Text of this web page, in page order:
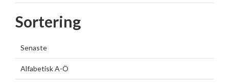
Sortering
Senaste
Alfabetisk A-Ö